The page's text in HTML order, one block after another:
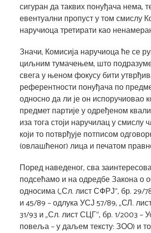
сигуран да таквих понуђача нема,
евентуални пропуст у том смислу
наручиоца третирати као
Значи, Комисија наручиоца ће се
циљним тумачењем, што
свега у њеном фокусу бити
референтности понуђача по
односно да ли је он испоручиовао
предмет партије у одређеном
иза тога стоји наручилац у смислу
који то потврђује потписом
(овлашћеног) лица и печатом
Поред наведеног, сва
подсећамо и на одредбе Закона о
односима („Сл. лист СФРЈ“, бр. 29/
и 45/89 – одлука УСЈ 57/89, „СЛ.
31/93 и „Сл. лист СЦГ“, бр. 1/2003 –
повеља – у даљем тексту: ЗОО) и